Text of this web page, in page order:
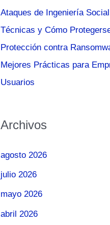
Ataques de Ingeniería
Técnicas y Cómo
Protección contra
Mejores Prácticas para
Usuarios
Archivos
agosto 2026
julio 2026
mayo 2026
abril 2026